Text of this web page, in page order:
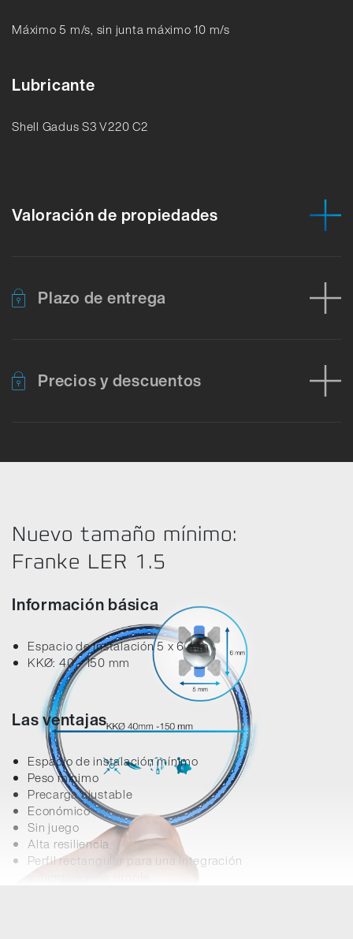
Máximo 5 m/s, sin junta máximo 10 m/s
Lubricante
Shell Gadus S3 V220 C2
Valoración de propiedades
Plazo de entrega
Precios y descuentos
Nuevo tamaño mínimo:
Franke LER 1.5
Información básica
Espacio de instalación 5 x 6 mm
KKØ: 40 - 150 mm
Las ventajas
Espacio de instalación mínimo
Peso mínimo
Precarga ajustable
Económico
Sin juego
Alta resiliencia
Perfil rectangular para una integración